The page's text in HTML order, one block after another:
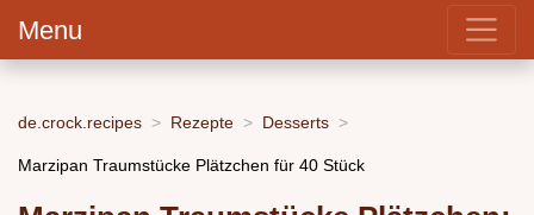
Menu
de.crock.recipes Rezepte Desserts
Marzipan Traumstücke Plätzchen für 40 Stück